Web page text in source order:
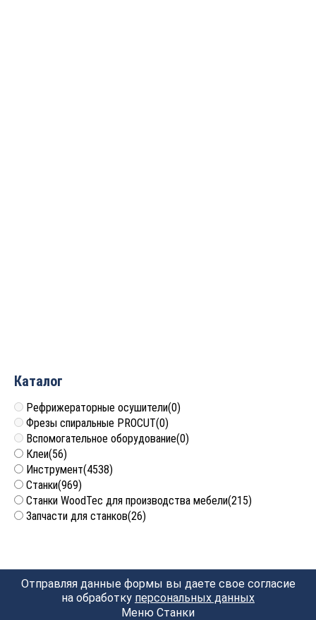
Каталог
Рефрижераторные осушители(0)
Фрезы спиральные PROCUT(0)
Вспомогательное оборудование(0)
Клеи(56)
Инструмент(4538)
Станки(969)
Станки WoodTec для производства мебели(215)
Запчасти для станков(26)
Отправляя данные формы вы даете свое согласие
на обработку персональных данных
Меню Станки